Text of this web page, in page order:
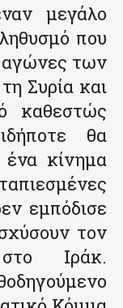
μεγάλο
που
αγώνες των
Συρία και
καθεστώς
θα
κίνημα
εμπόδισε
τον
Ιράκ.